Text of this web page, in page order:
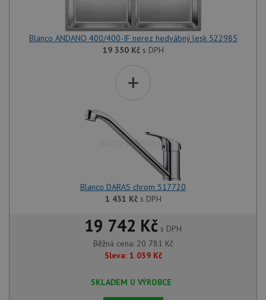
Blanco ANDANO 400/400-IF nerez hedvábný lesk 522985
19 350 Kčs DPH
+
Blanco DARAS chrom 517720
1 431 Kčs DPH
19 742 Kč s DPH
Běžná cena: 20 781 Kč
Sleva: 1 039 Kč
SKLADEM U VÝROBCE